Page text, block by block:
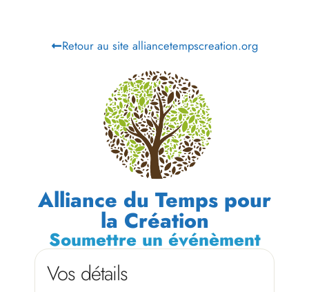
Retour au site alliancetempscreation.org
Alliance du Temps pour
la Création
Soumettre un événèment
Vos détails